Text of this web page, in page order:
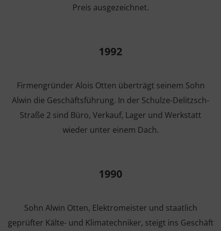
Preis ausgezeichnet.
1992
Firmengründer Alois Otten überträgt seinem Sohn
Alwin die Geschäftsführung. In der Schulze-Delitzsch-
Straße 2 sind Büro, Verkauf, Lager und Werkstatt
wieder unter einem Dach.
1990
Sohn Alwin Otten, Elektromeister und staatlich
geprüfter Kälte- und Klimatechniker, steigt ins Geschäft